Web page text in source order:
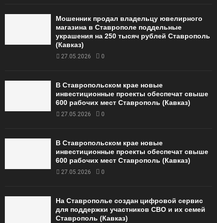
Мошенник продал владельцу ювелирного
магазина в Ставрополе поддельные
украшения на 250 тысяч рублей Ставрополь
(Кавказ)
27.05.2026 0
В Ставропольском крае новые
инвестиционные проекты обеспечат свыше
600 рабочих мест Ставрополь (Кавказ)
27.05.2026 0
В Ставропольском крае новые
инвестиционные проекты обеспечат свыше
600 рабочих мест Ставрополь (Кавказ)
27.05.2026 0
На Ставрополье создан цифровой сервис
для поддержки участников СВО и их семей
Ставрополь (Кавказ)